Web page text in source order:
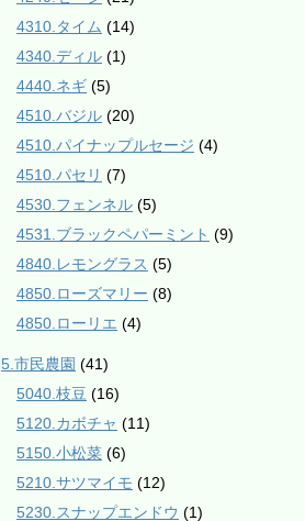
4310.タイム (14)
4340.ディル (1)
4440.ネギ (5)
4510.バジル (20)
4510.パイナップルセージ (4)
4510.パセリ (7)
4530.フェンネル (5)
4531.ブラックペパーミント (9)
4840.レモングラス (5)
4850.ローズマリー (8)
4850.ローリエ (4)
5.市民農園 (41)
5040.枝豆 (16)
5120.カボチャ (11)
5150.小松菜 (6)
5210.サツマイモ (12)
5230.スナップエンドウ (1)